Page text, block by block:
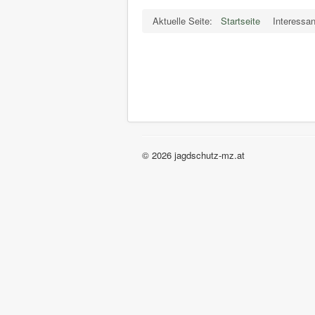
Aktuelle Seite: Startseite
© 2026 jagdschutz-mz.at